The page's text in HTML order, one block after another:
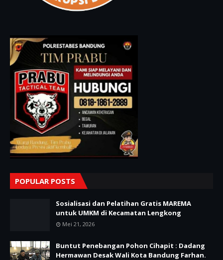
POPULAR POSTS
Sosialisasi dan Pelatihan Gratis MAREMA
untuk UMKM di Kecamatan Lengkong
Mei 21, 2026
Buntut Penebangan Pohon Cihapit : Dadang
Hermawan Desak Wali Kota Bandung Farhan.